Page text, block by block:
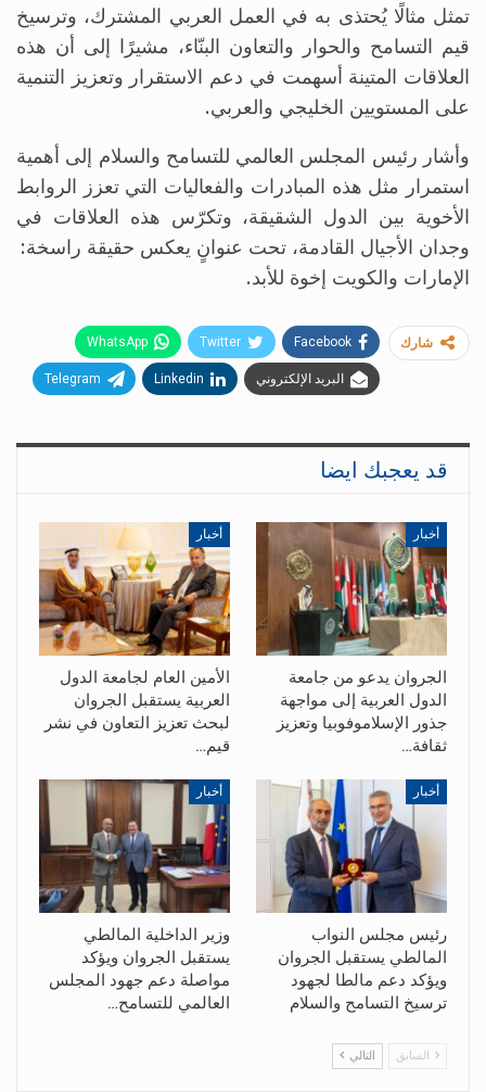
تمثل مثالًا يُحتذى به في العمل العربي المشترك، وترسيخ
قيم التسامح والحوار والتعاون البنّاء، مشيرًا إلى أن هذه
العلاقات المتينة أسهمت في دعم الاستقرار وتعزيز التنمية
على المستويين الخليجي والعربي.
وأشار رئيس المجلس العالمي للتسامح والسلام إلى أهمية
استمرار مثل هذه المبادرات والفعاليات التي تعزز الروابط
الأخوية بين الدول الشقيقة، وتكرّس هذه العلاقات في
وجدان الأجيال القادمة، تحت عنوانٍ يعكس حقيقة راسخة:
الإمارات والكويت إخوة للأبد.
شارك Facebook
Twitter
WhatsApp
البريد الإلكتروني Linkedin
Telegram
قد يعجبك ايضا
أخبار
الجروان يدعو من جامعة
الدول العربية إلى مواجهة
جذور الإسلاموفوبيا وتعزيز
ثقافة…
أخبار
الأمين العام لجامعة الدول
العربية يستقبل الجروان
لبحث تعزيز التعاون في نشر
قيم…
أخبار
رئيس مجلس النواب
المالطي يستقبل الجروان
ويؤكد دعم مالطا لجهود
ترسيخ التسامح والسلام
أخبار
وزير الداخلية المالطي
يستقبل الجروان ويؤكد
مواصلة دعم جهود المجلس
العالمي للتسامح…
السابق التالي